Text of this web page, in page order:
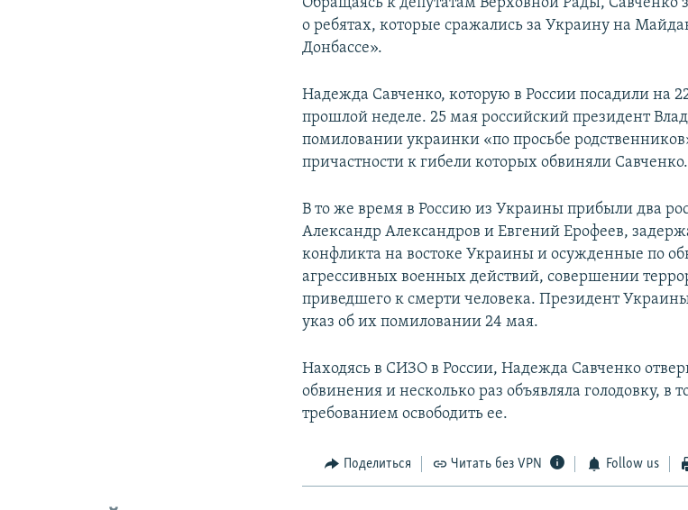
о ребятах, которые сражались за Украину на
Донбассе».
Надежда Савченко, которую в России посадили на
прошлой неделе. 25 мая российский президент
помиловании украинки «по просьбе
причастности к гибели которых обвиняли Савченко.
В то же время в Россию из Украины прибыли два
Александр Александров и Евгений Ерофеев,
конфликта на востоке Украины и осужденные по
агрессивных военных действий, совершении
приведшего к смерти человека. Президент
указ об их помиловании 24 мая.
Находясь в СИЗО в России, Надежда Савченко
обвинения и несколько раз объявляла голодовку, в
требованием освободить ее.
Поделиться Читать без VPN Follow us